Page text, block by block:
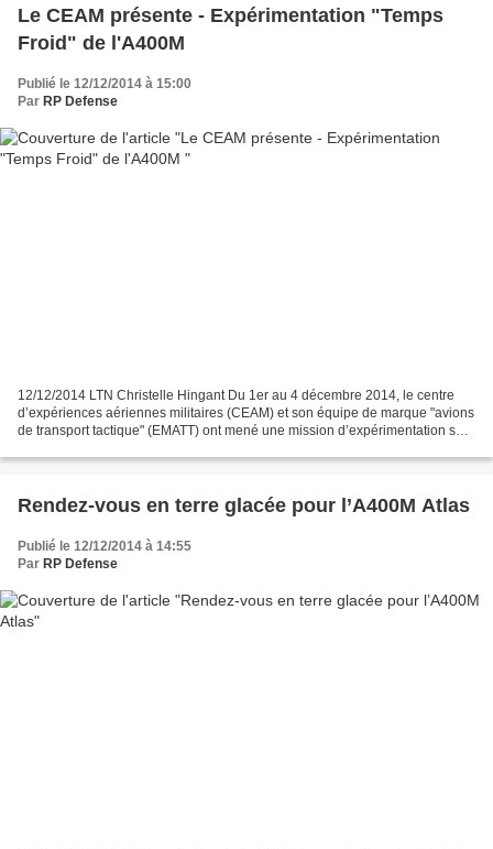
Le CEAM présente - Expérimentation "Temps
Froid" de l'A400M
Publié le 12/12/2014 à 15:00
Par RP Defense
12/12/2014 LTN Christelle Hingant Du 1er au 4 décembre 2014, le centre
d’expériences aériennes militaires (CEAM) et son équipe de marque "avions
de transport tactique" (EMATT) ont mené une mission d’expérimentation sur
Rendez-vous en terre glacée pour l’A400M Atlas
Publié le 12/12/2014 à 14:55
Par RP Defense